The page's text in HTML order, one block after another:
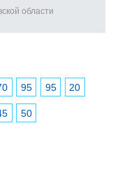
области
95 95 20
50